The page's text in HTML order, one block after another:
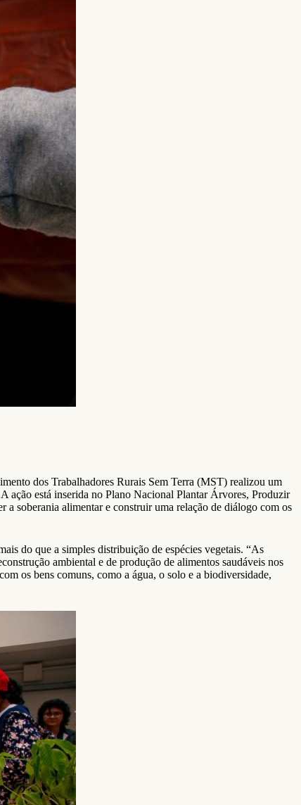
dos Trabalhadores Rurais Sem Terra (MST) realizou um
ação está inserida no Plano Nacional Plantar Árvores, Produzir
a soberania alimentar e construir uma relação de diálogo com os
do que a simples distribuição de espécies vegetais. “As
ambiental e de produção de alimentos saudáveis nos
os bens comuns, como a água, o solo e a biodiversidade,